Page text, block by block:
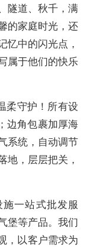
隧道、秋千，满
的家庭时光，还
忆中的闪光点，
属于他们的快乐
柔守护！所有设
边角包裹加厚海
系统，自动调节
地，层层把关，
一站式批发服
堡等产品。我们
，以客户需求为